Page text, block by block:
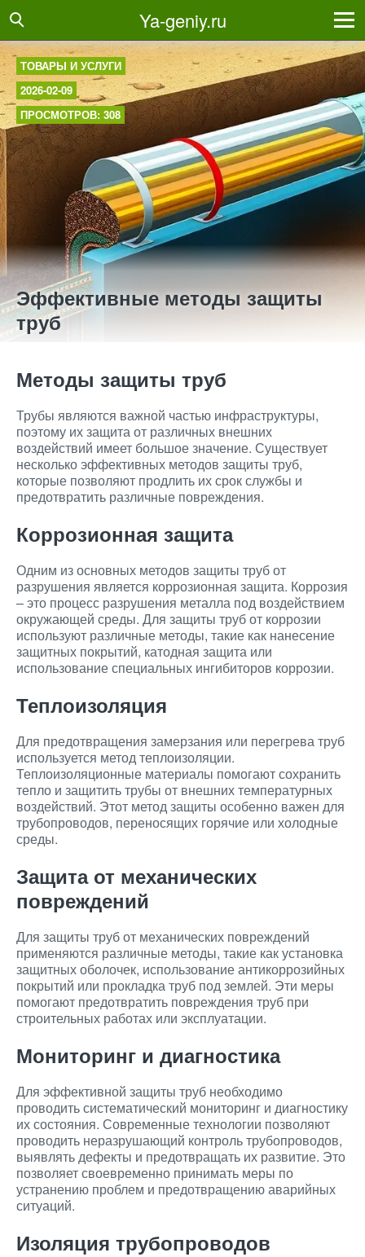
Ya-geniy.ru
ТОВАРЫ И УСЛУГИ
2026-02-09
ПРОСМОТРОВ: 308
Эффективные методы защиты
труб
Методы защиты труб
Трубы являются важной частью инфраструктуры,
поэтому их защита от различных внешних
воздействий имеет большое значение. Существует
несколько эффективных методов защиты труб,
которые позволяют продлить их срок службы и
предотвратить различные повреждения.
Коррозионная защита
Одним из основных методов защиты труб от
разрушения является коррозионная защита. Коррозия
– это процесс разрушения металла под воздействием
окружающей среды. Для защиты труб от коррозии
используют различные методы, такие как нанесение
защитных покрытий, катодная защита или
использование специальных ингибиторов коррозии.
Теплоизоляция
Для предотвращения замерзания или перегрева труб
используется метод теплоизоляции.
Теплоизоляционные материалы помогают сохранить
тепло и защитить трубы от внешних температурных
воздействий. Этот метод защиты особенно важен для
трубопроводов, переносящих горячие или холодные
среды.
Защита от механических
повреждений
Для защиты труб от механических повреждений
применяются различные методы, такие как установка
защитных оболочек, использование антикоррозийных
покрытий или прокладка труб под землей. Эти меры
помогают предотвратить повреждения труб при
строительных работах или эксплуатации.
Мониторинг и диагностика
Для эффективной защиты труб необходимо
проводить систематический мониторинг и диагностику
их состояния. Современные технологии позволяют
проводить неразрушающий контроль трубопроводов,
выявлять дефекты и предотвращать их развитие. Это
позволяет своевременно принимать меры по
устранению проблем и предотвращению аварийных
ситуаций.
Изоляция трубопроводов